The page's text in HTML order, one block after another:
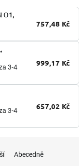
O1,
757,48 Kč
3-4
999,17 Kč
3-4
657,02 Kč
Abecedně